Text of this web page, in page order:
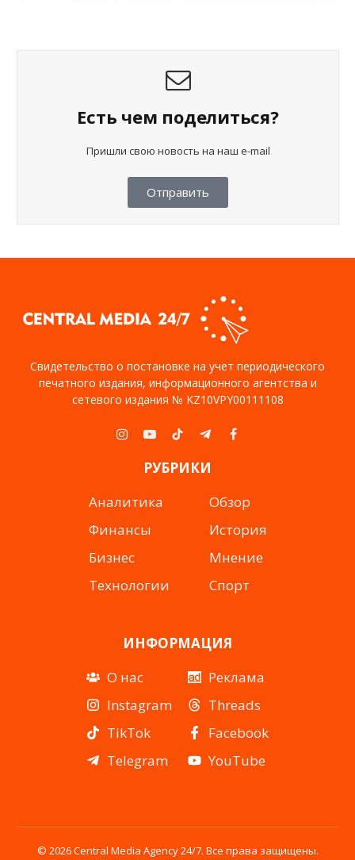
Есть чем поделиться?
Пришли свою новость на наш e-mail
Отправить
Свидетельство о постановке на учет периодического
печатного издания, информационного агентства и
сетевого издания № KZ10VPY00111108
Instagram
YouTubeTikTokTelegramFacebook
РУБРИКИ
Аналитика
Финансы
Бизнес
Технологии
Обзор
История
Мнение
Спорт
ИНФОРМАЦИЯ
О нас
Instagram
TikTok
Telegram
Реклама
Threads
Facebook
YouTube
© 2026 Central Media Agency 24/7. Все права защищены.